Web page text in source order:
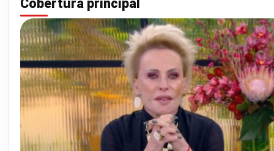
Cobertura principal